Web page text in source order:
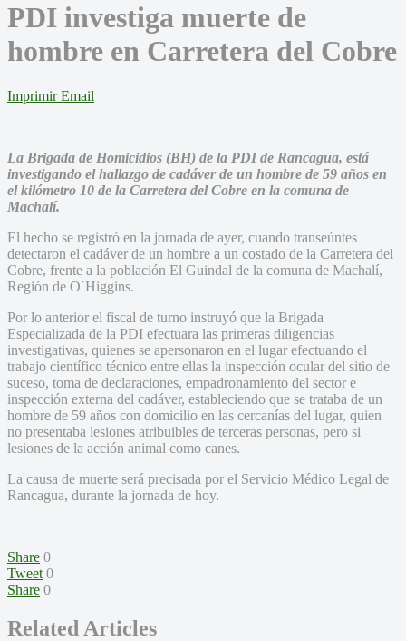
PDI investiga muerte de
hombre en Carretera del Cobre
Imprimir Email
La Brigada de Homicidios (BH) de la PDI de Rancagua, está
investigando el hallazgo de cadáver de un hombre de 59 años en
el kilómetro 10 de la Carretera del Cobre en la comuna de
Machalí.
El hecho se registró en la jornada de ayer, cuando transeúntes
detectaron el cadáver de un hombre a un costado de la Carretera del
Cobre, frente a la población El Guindal de la comuna de Machalí,
Región de O´Higgins.
Por lo anterior el fiscal de turno instruyó que la Brigada
Especializada de la PDI efectuara las primeras diligencias
investigativas, quienes se apersonaron en el lugar efectuando el
trabajo científico técnico entre ellas la inspección ocular del sitio de
suceso, toma de declaraciones, empadronamiento del sector e
inspección externa del cadáver, estableciendo que se trataba de un
hombre de 59 años con domicilio en las cercanías del lugar, quien
no presentaba lesiones atribuibles de terceras personas, pero si
lesiones de la acción animal como canes.
La causa de muerte será precisada por el Servicio Médico Legal de
Rancagua, durante la jornada de hoy.
Share 0
Tweet 0
Share 0
Related Articles